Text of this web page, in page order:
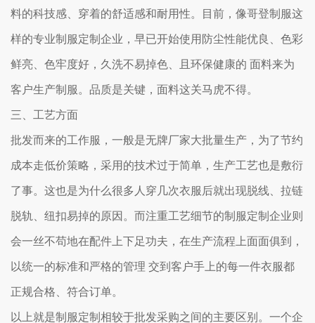
料的科技感、穿着的舒适感和耐用性。目前，像哥登制服这
样的专业制服定制企业，早已开始使用防尘性能优良、色彩
鲜亮、色牢度好，久洗不易掉色、且环保健康的 面料来为
客户生产制服。品质是关键，面料这关马虎不得。
三、工艺方面
批发而来的工作服，一般是无牌厂家大批量生产，为了节约
成本走低价策略，采用的技术过于简单，生产工艺也是敷衍
了事。这也是为什么很多人穿几次衣服后就出现脱线、拉链
脱轨、纽扣易掉的原因。而注重工艺细节的制服定制企业则
会一丝不苟地在配件上下足功夫，在生产流程上面面俱到，
以统一的标准和严格的管理 交到客户手上的每一件衣服都
正规合格、符合订单。
以上就是制服定制相较于批发采购之间的主要区别。一个企